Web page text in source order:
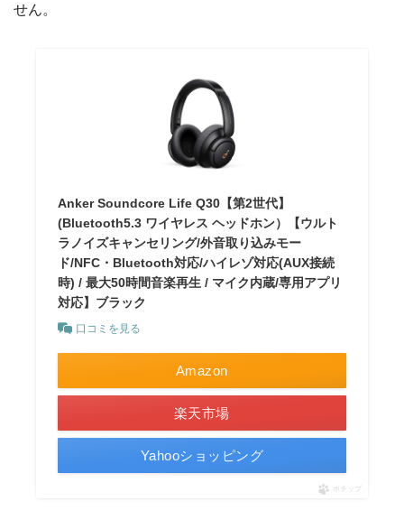
せん。
Anker Soundcore Life Q30【第2世代】
(Bluetooth5.3 ワイヤレス ヘッドホン）【ウルト
ラノイズキャンセリング/外音取り込みモー
ド/NFC・Bluetooth対応/ハイレゾ対応(AUX接続
時) / 最大50時間音楽再生 / マイク内蔵/専用アプリ
対応】ブラック
口コミを見る
Amazon
楽天市場
Yahooショッピング
ポチップ